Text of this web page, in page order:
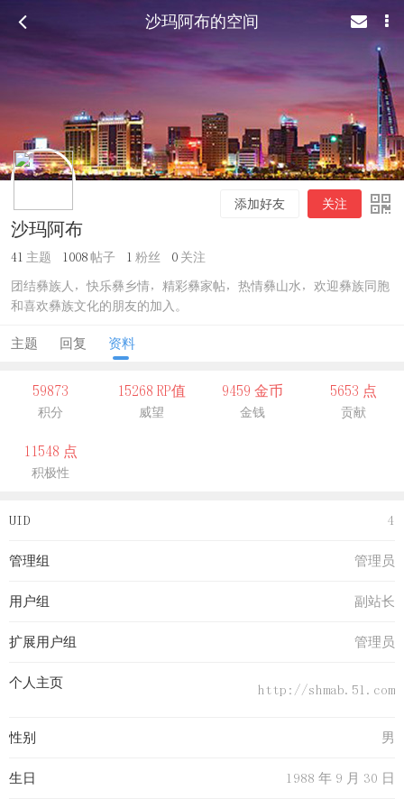
沙玛阿布的空间
添加好友 关注
沙玛阿布
41 主题 1008 帖子 1 粉丝 0 关注
团结彝族人，快乐彝乡情，精彩彝家帖，热情彝山水，欢迎彝族同胞
和喜欢彝族文化的朋友的加入。
主题 回复 资料
59873
积分
15268 RP值
威望
9459 金币
金钱
5653 点
贡献
11548 点
积极性
UID 4
管理组 管理员
用户组 副站长
扩展用户组 管理员
个人主页
http://shmab.51.com
性别 男
生日 1988 年 9 月 30 日